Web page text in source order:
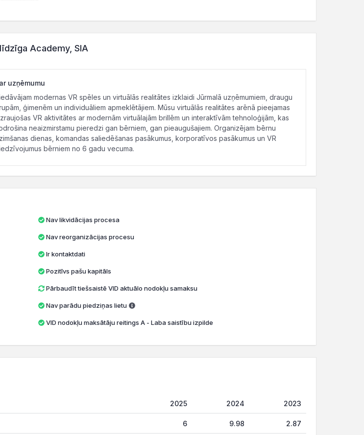
Academy, SIA
uzņēmumu
modernas VR spēles un virtuālās realitātes izklaidi Jūrmalā uzņēmumiem, draugu
ģimenēm un individuāliem apmeklētājiem. Mūsu virtuālās realitātes arēnā pieejamas
VR aktivitātes ar modernām virtuālajām brillēm un interaktīvām tehnoloģijām, kas
neaizmirstamu pieredzi gan bērniem, gan pieaugušajiem. Organizējam bērnu
dienas, komandas saliedēšanas pasākumus, korporatīvos pasākumus un VR
bērniem no 6 gadu vecuma.
Nav likvidācijas procesa
Nav reorganizācijas procesu
Ir kontaktdati
Pozitīvs pašu kapitāls
Pārbaudīt tiešsaistē VID aktuālo nodokļu samaksu
Nav parādu piedziņas lietu
VID nodokļu maksātāju reitings A - Laba saistību izpilde
2025 2024 2023
6 9.98 2.87